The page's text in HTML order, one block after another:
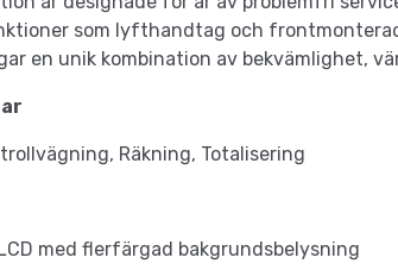
som lyfthandtag och
en unik kombination av bekvämlighet,
Räkning, Totalisering
med flerfärgad bakgrundsbelysning